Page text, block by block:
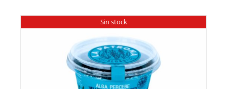
Sin stock